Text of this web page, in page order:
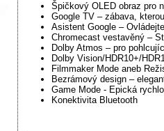
Špičkový OLED obraz pro
Google TV – zábava,
Asistent Google –
Chromecast vestavěný –
Dolby Atmos – pro
Dolby Vision/HDR10+/
Filmmaker Mode aneb
Bezrámový design –
Game Mode - Epická
Konektivita Bluetooth